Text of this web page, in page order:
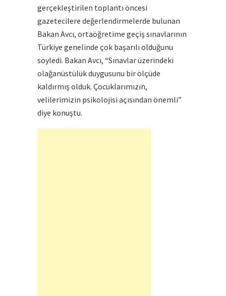
gerçekleştirilen toplantı öncesi
gazetecilere değerlendirmelerde bulunan
Bakan Avcı, ortaöğretime geçiş sınavlarının
Türkiye genelinde çok başarılı olduğunu
söyledi. Bakan Avcı, “Sınavlar üzerindeki
olağanüstülük duygusunu bir ölçüde
kaldırmış olduk. Çocuklarımızın,
velilerimizin psikolojisi açısından önemli”
diye konuştu.